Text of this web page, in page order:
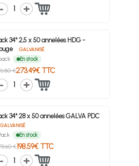
1
34° 2,5 x 50 annelées HDG -
GALVANISÉ
En stock
€273.49€ TTC
1
34° 28 x 50 annelées GALVA PDC
GALVANISÉ
En stock
€198.59€ TTC
1